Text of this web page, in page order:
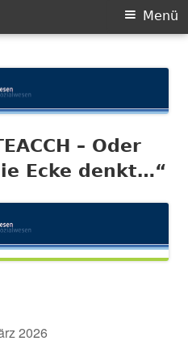
Menü
– Oder
Ecke denkt…“
2026